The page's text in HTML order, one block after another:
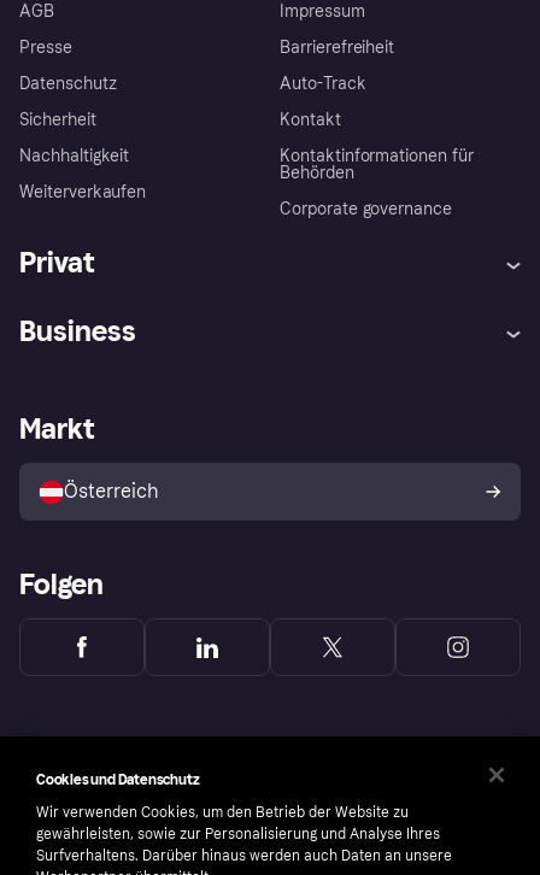
AGB
Presse
Datenschutz
Sicherheit
Nachhaltigkeit
Weiterverkaufen
Impressum
Barrierefreiheit
Auto-Track
Kontakt
Kontaktinformationen für
Behörden
Corporate governance
Privat
Shops entdecken
Business
Händlerportal
Markt
Österreich
Folgen
Cookies und Datenschutz
Wir verwenden Cookies, um den Betrieb der Website zu
gewährleisten, sowie zur Personalisierung und Analyse Ihres
Surfverhaltens. Darüber hinaus werden auch Daten an unsere